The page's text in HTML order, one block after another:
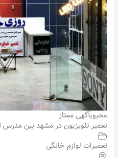
محبوبآگهی ممتاز
تعمیر تلویزیون در مشهد بین مدرس 3 و 5 – روزی حلال
تعمیرات لوازم خانگی